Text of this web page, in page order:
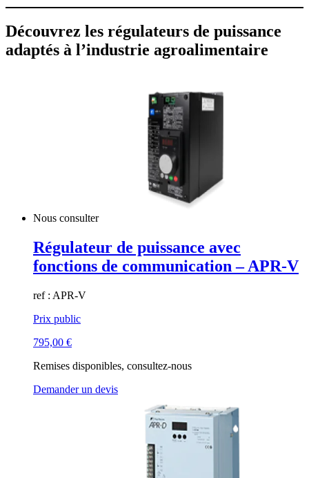
Découvrez les régulateurs de puissance
adaptés à l’industrie agroalimentaire
Nous consulter
Régulateur de puissance avec
fonctions de communication – APR-V
ref : APR-V
Prix public
795,00 €
Remises disponibles, consultez-nous
Demander un devis